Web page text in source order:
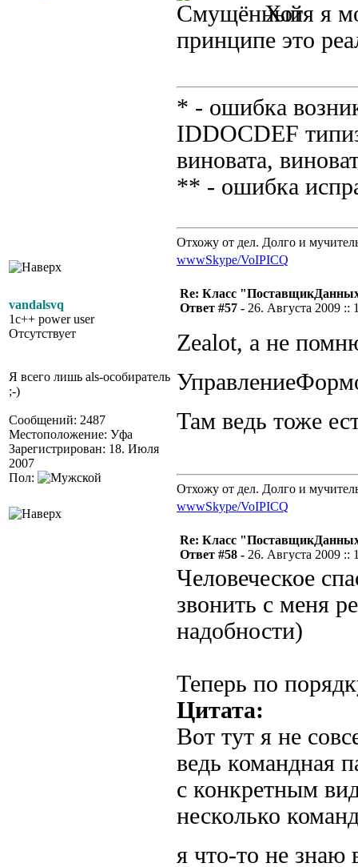
Хотя я
принципе это
* - ошибка
IDDOCDEF
виновата,
** - ошибка
Отхожу от дел. Долго и
wwwSkype/VoIPICQ
vandalsvq
1c++ power user
Отсутствует
Я всего лишь als-особиратель
;-)
Сообщений: 2487
Местоположение: Уфа
Зарегистрирован: 18. Июля
2007
Пол:
Re: Класс
Ответ #57 - 26. Августа 2009 ::
Zealot, а не
Там ведь тоже
Отхожу от дел. Долго и
wwwSkype/VoIPICQ
Re: Класс
Ответ #58 - 26. Августа 2009 ::
Человеческое
звонить с меня
надобности)
Теперь по
Цитата:
Вот тут я не
ведь командная
с конкретным
несколько
я что-то не